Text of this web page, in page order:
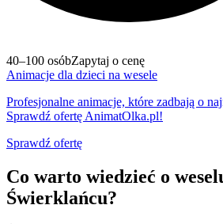
40–100 osóbZapytaj o cenę
Animacje dla dzieci na wesele
Profesjonalne animacje, które zadbają o
Sprawdź ofertę AnimatOlka.pl!
Sprawdź ofertę
Co warto wiedzieć o
Świerklańcu?